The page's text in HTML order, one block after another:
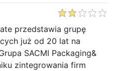
przedstawia grupę
już od 20 lat na
SACMI Packaging&
zintegrowania firm